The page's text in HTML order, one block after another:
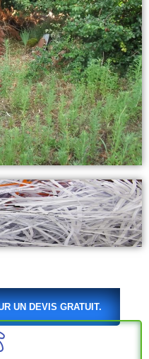
papiers et
UN DEVIS GRATUIT.